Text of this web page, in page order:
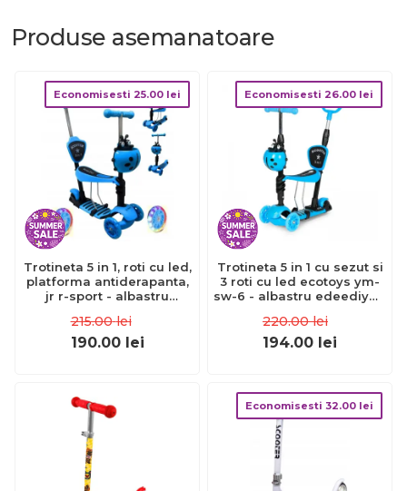
Produse asemanatoare
Economisesti 25.00 lei
Trotineta 5 in 1, roti cu led,
platforma antiderapanta,
jr r-sport - albastru
215.00 lei
190.00 lei
Economisesti 26.00 lei
Trotineta 5 in 1 cu sezut si
3 roti cu led ecotoys ym-
sw-6 - albastru edeediym-
220.00 lei
194.00 lei
Economisesti 32.00 lei